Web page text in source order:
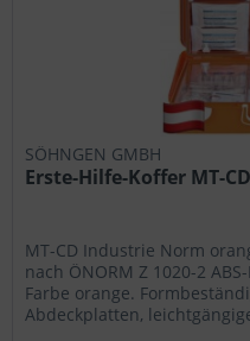
SÖHNGEN GMBH
Erste-Hilfe-Koffer MT-CD
MT-CD Industrie Norm
nach ÖNORM Z 1020-2
Farbe orange.
Abdeckplatten,